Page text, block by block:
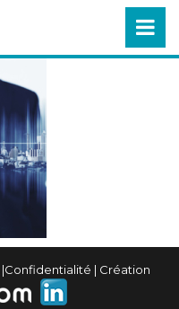
|Confidentialité | Création